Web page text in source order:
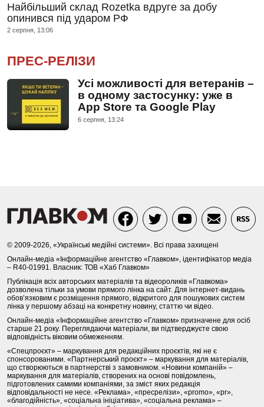
Найбільший склад Rozetka вдруге за добу
опинився під ударом РФ
2 серпня, 13:06
ПРЕС-РЕЛІЗИ
Усі можливості для ветеранів –
в одному застосунку: уже в
App Store та Google Play
6 серпня, 13:24
© 2009-2026, «Українські медійні системи». Всі права захищені
Онлайн-медіа «Інформаційне агентство «Главком», ідентифікатор медіа
– R40-01991. Власник: ТОВ «Хаб Главком»
Публікація всіх авторських матеріалів та відеороликів «Главкома»
дозволена тільки за умови прямого лінка на сайт. Для інтернет-видань
обов’язковим є розміщення прямого, відкритого для пошукових систем
лінка у першому абзаці на конкретну новину, статтю чи відео.
Онлайн-медіа «Інформаційне агентство «Главком» призначене для осіб
старше 21 року. Переглядаючи матеріали, ви підтверджуєте свою
відповідність віковим обмеженням.
«Спецпроєкт» – маркування для редакційних проєктів, які не є
спонсорованими. «Партнерський проєкт» – маркування для матеріалів,
що створюються в партнерстві з замовником. «Новини компаній» –
маркування для матеріалів, створених на основі повідомлень,
підготовлених самими компаніями, за зміст яких редакція
відповідальності не несе. «Реклама», «пресрелізи», «promo», «pr»,
«благодійність», «соціальна ініціатива», «соціальна реклама» –